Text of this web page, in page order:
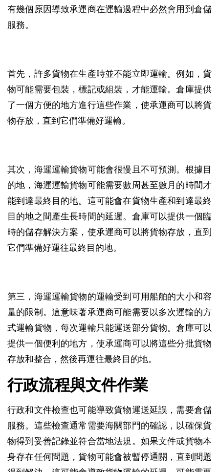
有幾個原因導致承運商在運輸過程中必然會用到倉儲
服務。
首先，許多貨物在生產時並不能立即運輸。例如，貨
物可能需要包裝，標記或組裝，才能運輸。倉庫提供
了一個方便的地方進行這些作業，使承運商可以將貨
物存放，直到它們準備好運輸。
其次，海運運輸貨物可能會很慢且不可預測。根據目
的地，海運運輸貨物可能需要數周甚至數月的時間才
能到達最終目的地。這可能會在貨物生產和到達最終
目的地之間產生長時間的延遲。倉庫可以提供一個臨
時的儲存解決方案，使承運商可以將貨物存放，直到
它們準備好運往最終目的地。
第三，海運運輸貨物的運輸受到可用船舶的大小和容
量的限制。這意味著承運商可能需要以多次運輸的方
式運輸貨物，每次運輸只能運送部分貨物。倉庫可以
提供一個便利的地方，使承運商可以將這些分批貨物
存放和整合，然後再運往最終目的地。
行政流程與文件作業
行政和文件檢查也可能導致貨物運送延誤，需要倉儲
服務。這些檢查通常需要海關部門的確認，以確保貨
物得到妥善記錄並符合當地法規。如果文件或貨物本
身存在任何問題，貨物可能會被暫停通關，直到問題